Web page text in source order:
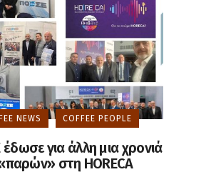
NEWS COFFEE PEOPLE
για άλλη μια χρονιά
στη HORECA